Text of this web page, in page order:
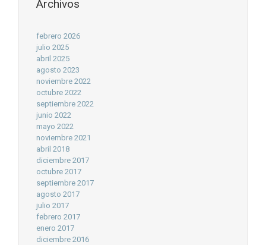
Archivos
febrero 2026
julio 2025
abril 2025
agosto 2023
noviembre 2022
octubre 2022
septiembre 2022
junio 2022
mayo 2022
noviembre 2021
abril 2018
diciembre 2017
octubre 2017
septiembre 2017
agosto 2017
julio 2017
febrero 2017
enero 2017
diciembre 2016